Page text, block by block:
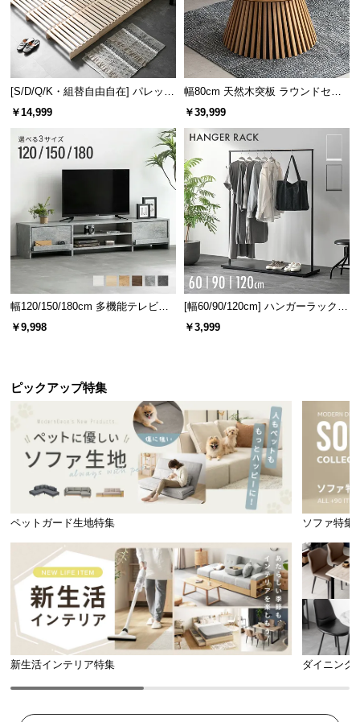
[S/D/Q/K・組替自由自在] パレット
ベッド 8/12/16枚セット
￥14,999
幅80cm 天然木突板 ラウンドセン
ターテーブル 美しい格子デザイン
￥39,999
幅120/150/180cm 多機能テレビボ
ード 木目/石目調 オープン収納・
￥9,998
[幅60/90/120cm] ハンガーラック
スチール 4段階高さ調節 サイドフ
￥3,999
ピックアップ特集
ペットガード生地特集 ソファ特集
新生活インテリア特集 ダイニング